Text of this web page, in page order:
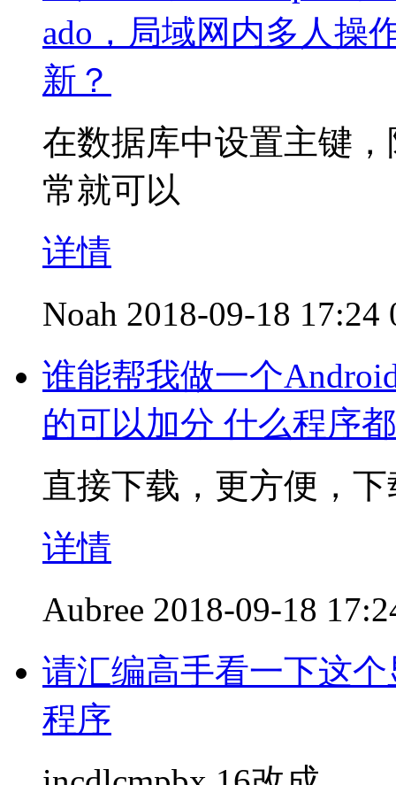
ado，局域网内多人操
新？
在数据库中设置主键
常就可以
详情
Noah 2018-09-18 17:24
谁能帮我做一个
的可以加分 什么程序
直接下载，更方便，
详情
Aubree 2018-09-18
请汇编高手看一下这
程序